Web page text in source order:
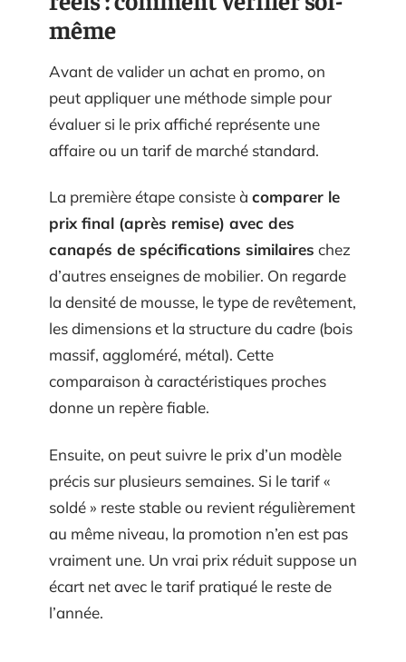
même
Avant de valider un achat en promo, on
peut appliquer une méthode simple pour
évaluer si le prix affiché représente une
affaire ou un tarif de marché standard.
La première étape consiste à comparer le
prix final (après remise) avec des
canapés de spécifications similaires chez
d’autres enseignes de mobilier. On regarde
la densité de mousse, le type de revêtement,
les dimensions et la structure du cadre (bois
massif, aggloméré, métal). Cette
comparaison à caractéristiques proches
donne un repère fiable.
Ensuite, on peut suivre le prix d’un modèle
précis sur plusieurs semaines. Si le tarif «
soldé » reste stable ou revient régulièrement
au même niveau, la promotion n’en est pas
vraiment une. Un vrai prix réduit suppose un
écart net avec le tarif pratiqué le reste de
l’année.